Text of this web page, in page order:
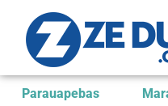
Parauapebas